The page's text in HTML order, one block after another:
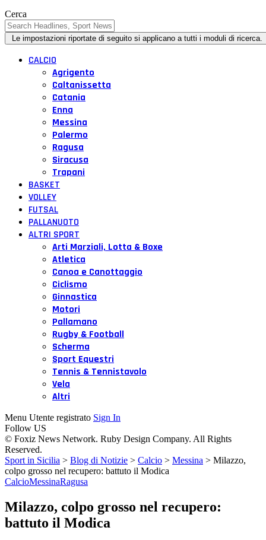
Cerca
CALCIO
Agrigento
Caltanissetta
Catania
Enna
Messina
Palermo
Ragusa
Siracusa
Trapani
BASKET
VOLLEY
FUTSAL
PALLANUOTO
ALTRI SPORT
Arti Marziali, Lotta & Boxe
Atletica
Canoa e Canottaggio
Ciclismo
Ginnastica
Motori
Pallamano
Rugby & Football
Scherma
Sport Equestri
Tennis & Tennistavolo
Vela
Altri
Menu Utente registrato Sign In
Follow US
© Foxiz News Network. Ruby Design Company. All Rights
Reserved.
Sport in Sicilia > Blog di Notizie > Calcio > Messina > Milazzo,
colpo grosso nel recupero: battuto il Modica
CalcioMessinaRagusa
Milazzo, colpo grosso nel recupero:
battuto il Modica